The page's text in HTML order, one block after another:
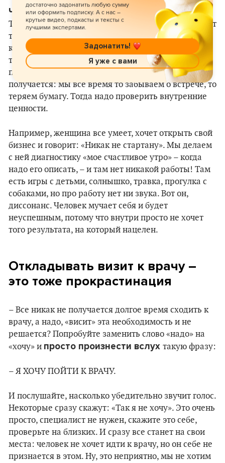
Четвертая причина – диссонанс ценностей
Такое человек сам у себя не «отловит», это выявляет
только специалист. Диссонанс ценностей – это
когда человек умеет ехать, есть мотивация, но как-
то невозможно пробить какой-то «стеклянный
потолок». Что-то постоянно подсознательно не
получается: мы все время то забываем о встрече, то
теряем бумагу. Тогда надо проверить внутренние
ценности.
Например, женщина все умеет, хочет открыть свой
бизнес и говорит: «Никак не стартану». Мы делаем
с ней диагностику «мое счастливое утро» – когда
надо его описать, – и там нет никакой работы! Там
есть игры с детьми, солнышко, травка, прогулка с
собаками, но про работу нет ни звука. Вот он,
диссонанс. Человек мучает себя и будет
неуспешным, потому что внутри просто не хочет
того результата, на который нацелен.
Откладывать визит к врачу –
это тоже прокрастинация
– Все никак не получается долгое время сходить к
врачу, а надо, «висит» эта необходимость и не
решается? Попробуйте заменить слово «надо» на
«хочу» и просто произнести вслух такую фразу:
– Я ХОЧУ ПОЙТИ К ВРАЧУ.
И послушайте, насколько убедительно звучит голос.
Некоторые сразу скажут: «Так я не хочу». Это очень
просто, специалист не нужен, скажите это себе,
проверьте на близких. И сразу все станет на свои
места: человек не хочет идти к врачу, но он себе не
признается в этом. Ну, это неприятно, мы не хотим
достаточно задонатить любую сумму
или оформить подписку. А с нас –
крутые видео, подкасты и тексты с
лучшими экспертами.
Задонатить!
Я уже с вами